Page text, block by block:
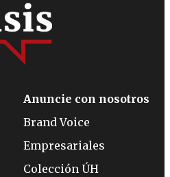
Anuncie con nosotros
Brand Voice
Empresariales
Colección ÚH